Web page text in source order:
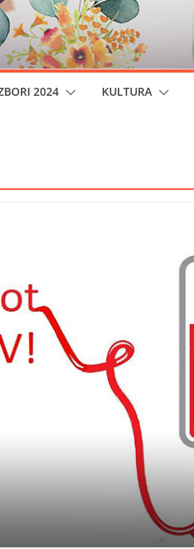
2024 KULTURA